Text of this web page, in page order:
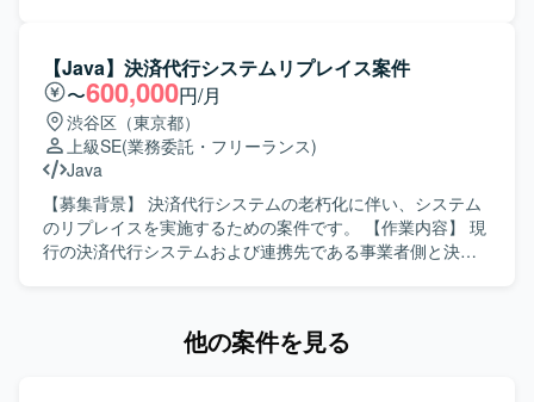
設計、テスト設計の実施、プログラミング、単体テスト、
結合テストおよび総合テスト、リリース対応および各種ド
キュメント作成などを行っていただきます。開発では
AI（Cloud Code）を活用して製造を実施していただきま
す。 【求める人物像】 基本設計以降の工程を主体的に推進
し、周囲と積極的にコミュニケーションを取りながら業務
を進めていただける方を求めております。 【ポジションの
魅力】 クラウドサービス化という上流からリリースまで一
連の工程に携わることができ、AI（Cloud Code）を活用し
システム開発環境での作業となります。SQLを用いたデー
【Java】決済代行システムリプレイス案件
〜600,000円/月
渋谷区（東京都）
上級SE(業務委託・フリーランス)
Java
【募集背景】 決済代行システムの老朽化に伴い、システム
のリプレイスを実施するための案件です。 【作業内容】 現
行の決済代行システムおよび連携先である事業者側と決済
していただきます。 【求める人物像】 決済サービス領域の他の案件を見る